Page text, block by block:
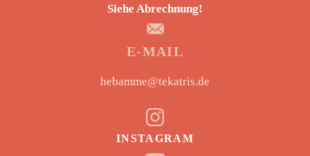
Siehe Abrechnung!
E-MAIL
hebamme@tekatris.de
INSTAGRAM